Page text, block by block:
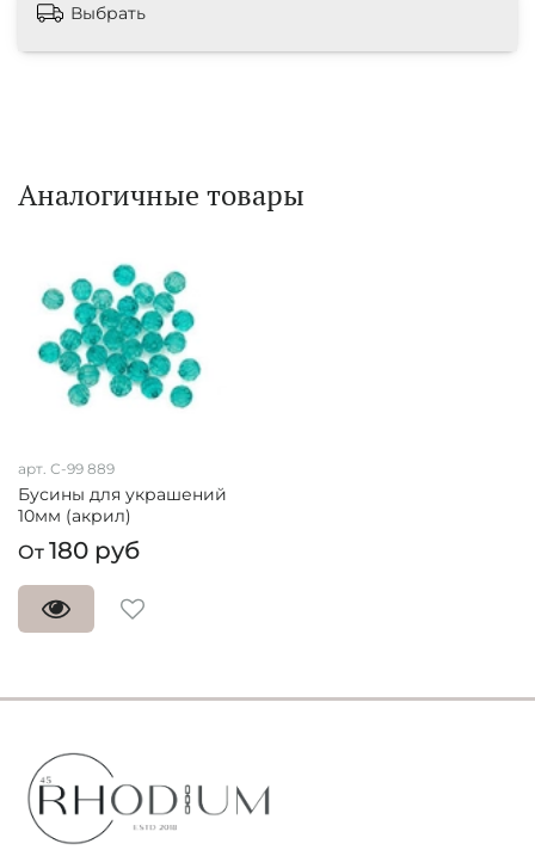
Выбрать
Аналогичные товары
арт. С-99 889
Бусины для украшений
10мм (акрил)
От 180 руб